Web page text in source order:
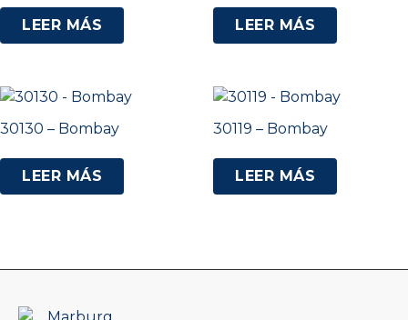
LEER MÁS LEER MÁS
30130 – Bombay
LEER MÁS
30119 – Bombay
LEER MÁS